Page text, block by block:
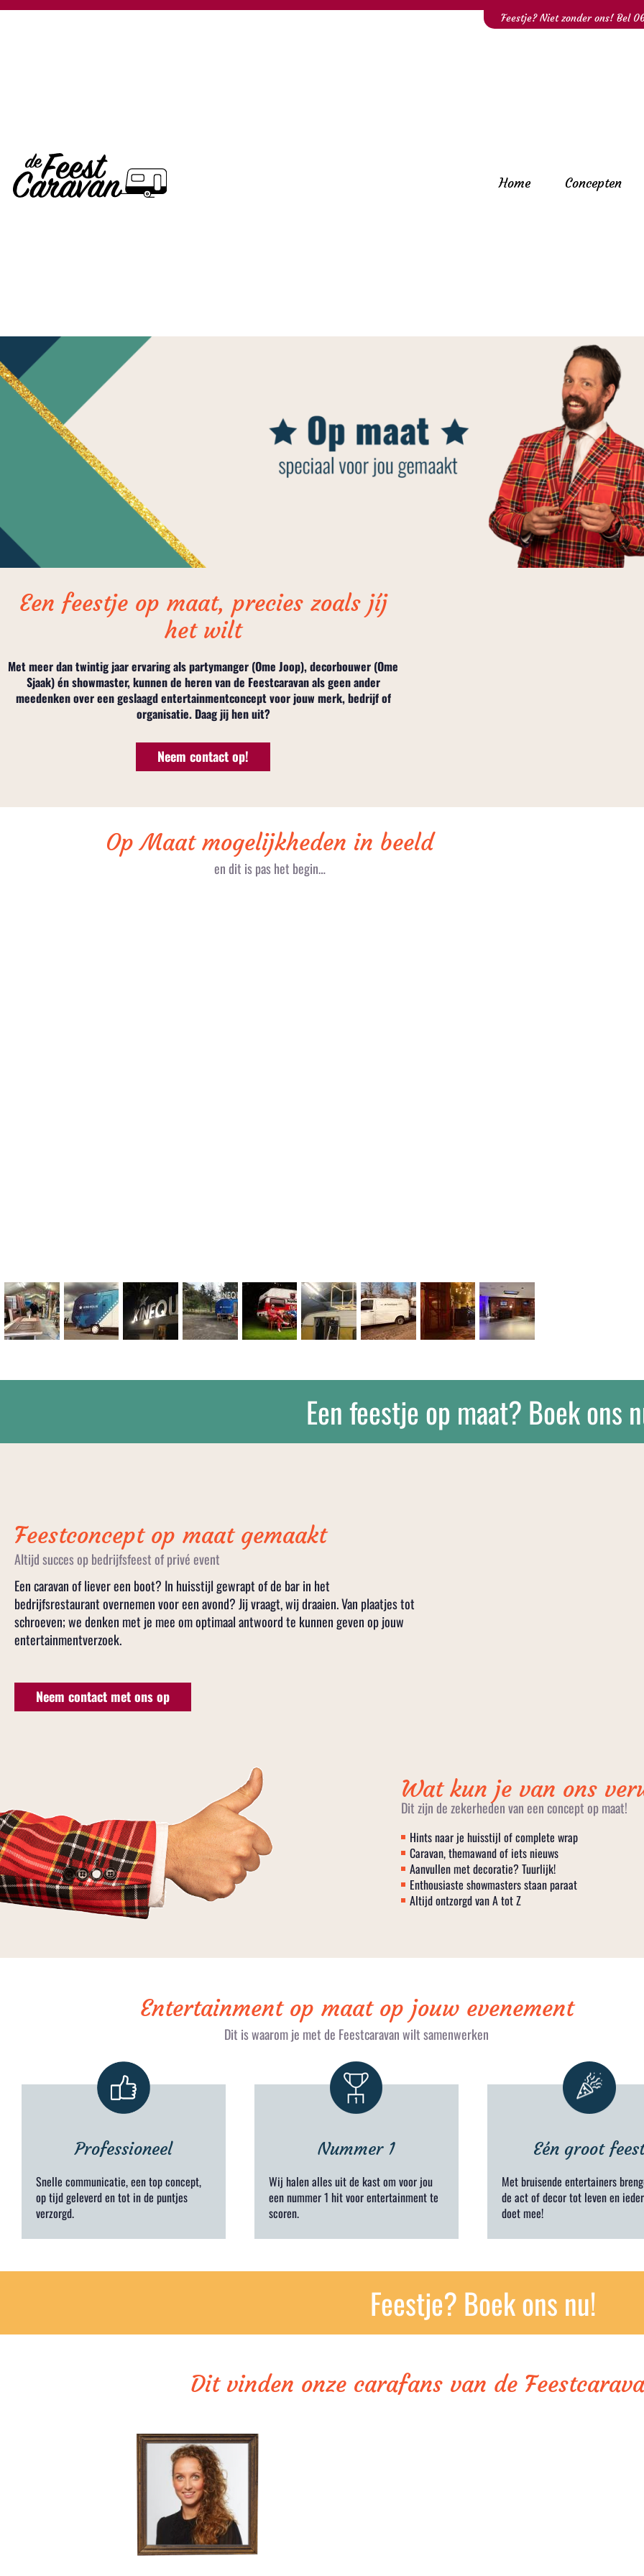
Feestje? Niet zonder ons! Bel
Home Concepten
Een feestje op maat, precies zoals jíj
het wilt
Met meer dan twintig jaar ervaring als partymanger (Ome Joop), decorbouwer (Ome
Sjaak) én showmaster, kunnen de heren van de Feestcaravan als geen ander
meedenken over een geslaagd entertainmentconcept voor jouw merk, bedrijf of
organisatie. Daag jij hen uit?
Neem contact op!
Op Maat mogelijkheden in beeld
en dit is pas het begin…
Een feestje op maat? Boek ons
Feestconcept op maat gemaakt
Altijd succes op bedrijfsfeest of privé event
Een caravan of liever een boot? In huisstijl gewrapt of de bar in het
bedrijfsrestaurant overnemen voor een avond? Jij vraagt, wij draaien. Van plaatjes tot
schroeven; we denken met je mee om optimaal antwoord te kunnen geven op jouw
entertainmentverzoek.
Neem contact met ons op
Wat kun je van ons
Dit zijn de zekerheden van een concept op maat!
Hints naar je huisstijl of complete wrap
Caravan, themawand of iets nieuws
Aanvullen met decoratie? Tuurlijk!
Enthousiaste showmasters staan paraat
Altijd ontzorgd van A tot Z
Entertainment op maat op jouw evenement
Dit is waarom je met de Feestcaravan wilt samenwerken
Professioneel
Snelle communicatie, een top concept,
op tijd geleverd en tot in de puntjes
verzorgd.
Nummer 1
Wij halen alles uit de kast om voor jou
een nummer 1 hit voor entertainment te
scoren.
Eén groot
Met bruisende entertainers
de act of decor tot leven en
doet mee!
Feestje? Boek ons nu!
Dit vinden onze carafans van de